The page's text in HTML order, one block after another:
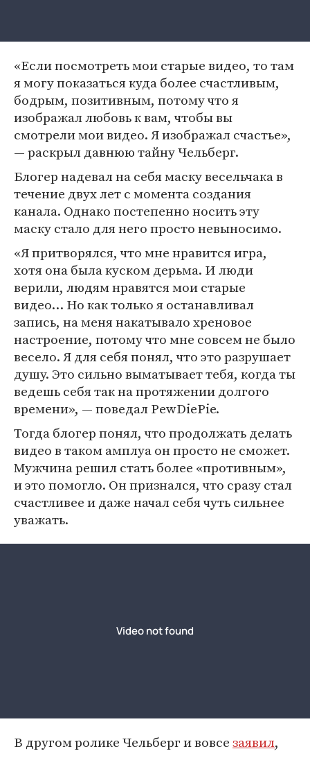
«Если посмотреть мои старые видео, то там
я могу показаться куда более счастливым,
бодрым, позитивным, потому что я
изображал любовь к вам, чтобы вы
смотрели мои видео. Я изображал счастье»,
— раскрыл давнюю тайну Чельберг.
Блогер надевал на себя маску весельчака в
течение двух лет с момента создания
канала. Однако постепенно носить эту
маску стало для него просто невыносимо.
«Я притворялся, что мне нравится игра,
хотя она была куском дерьма. И люди
верили, людям нравятся мои старые
видео… Но как только я останавливал
запись, на меня накатывало хреновое
настроение, потому что мне совсем не было
весело. Я для себя понял, что это разрушает
душу. Это сильно выматывает тебя, когда ты
ведешь себя так на протяжении долгого
времени», — поведал PewDiePie.
Тогда блогер понял, что продолжать делать
видео в таком амплуа он просто не сможет.
Мужчина решил стать более «противным»,
и это помогло. Он признался, что сразу стал
счастливее и даже начал себя чуть сильнее
уважать.
В другом ролике Чельберг и вовсезаявил,